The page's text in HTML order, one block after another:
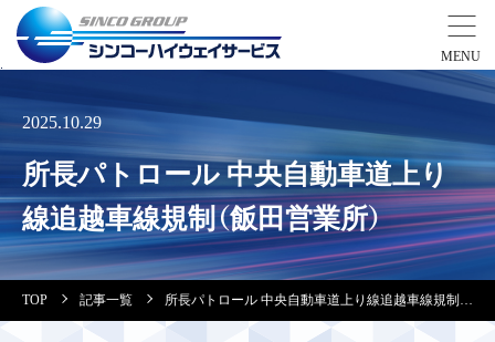
営業拠点
会社案内・実績紹介
2025.10.29
所長パトロール 中央自動車道上り
線追越車線規制（飯田営業所）
TOP 記事一覧 所長パトロール 中央自動車道上り線追越車線規制（飯田営業所）